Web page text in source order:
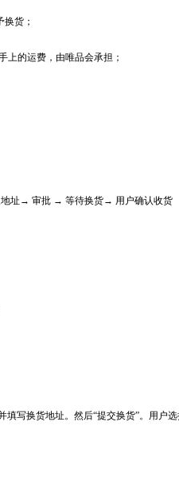
货；
上的运费，由唯品会承担；
址 → 审批 → 等待换货→ 用户确认收货
写换货地址。然后“提交换货”。用